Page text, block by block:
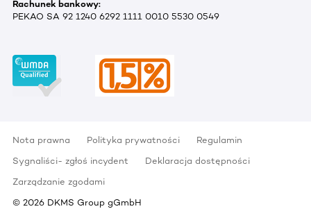
Rachunek bankowy:
PEKAO SA 92 1240 6292 1111 0010 5530 0549
Nota prawna Polityka prywatności
Regulamin
Sygnaliści- zgłoś incydent
Deklaracja dostępności
Zarządzanie zgodami
© 2026 DKMS Group gGmbH